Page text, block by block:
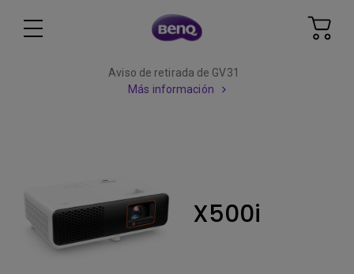
Aviso de retirada de GV31
Más información
X500i